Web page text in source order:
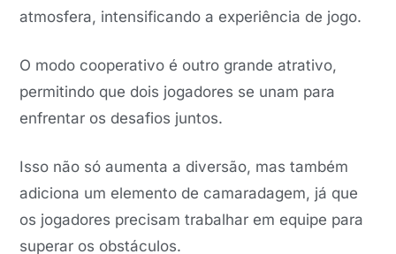
atmosfera, intensificando a experiência de jogo.
O modo cooperativo é outro grande atrativo,
permitindo que dois jogadores se unam para
enfrentar os desafios juntos.
Isso não só aumenta a diversão, mas também
adiciona um elemento de camaradagem, já que
os jogadores precisam trabalhar em equipe para
superar os obstáculos.